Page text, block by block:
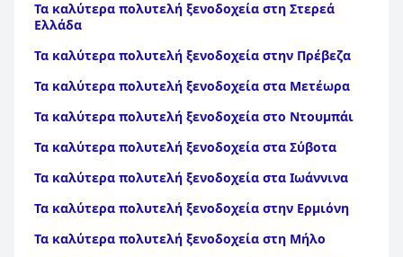
Τα καλύτερα πολυτελή ξενοδοχεία στη Στερεά
Ελλάδα
Τα καλύτερα πολυτελή ξενοδοχεία στην Πρέβεζα
Τα καλύτερα πολυτελή ξενοδοχεία στα Μετέωρα
Τα καλύτερα πολυτελή ξενοδοχεία στο Ντουμπάι
Τα καλύτερα πολυτελή ξενοδοχεία στα Σύβοτα
Τα καλύτερα πολυτελή ξενοδοχεία στα Ιωάννινα
Τα καλύτερα πολυτελή ξενοδοχεία στην Ερμιόνη
Τα καλύτερα πολυτελή ξενοδοχεία στη Μήλο